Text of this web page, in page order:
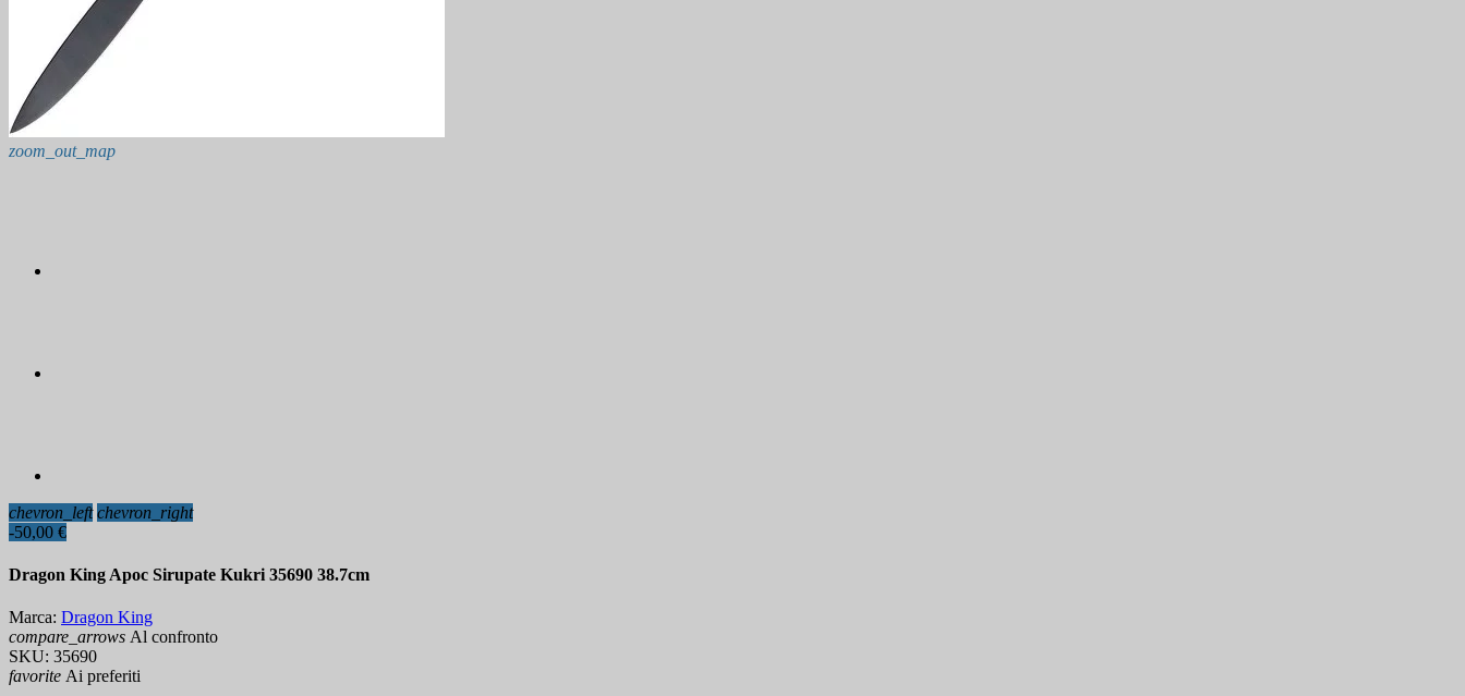
zoom_out_map
chevron_left chevron_right
-50,00 €
Dragon King Apoc Sirupate Kukri 35690 38.7cm
Marca: Dragon King
compare_arrows Al confronto
SKU: 35690
favorite Ai preferiti